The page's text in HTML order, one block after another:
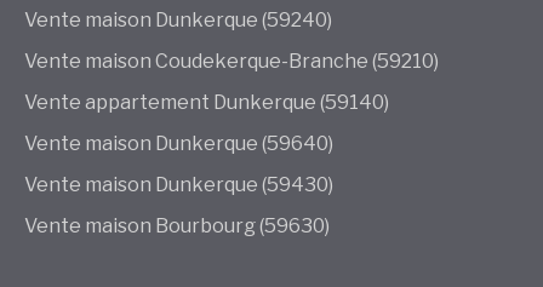
Vente maison Dunkerque (59240)
Vente maison Coudekerque-Branche (59210)
Vente appartement Dunkerque (59140)
Vente maison Dunkerque (59640)
Vente maison Dunkerque (59430)
Vente maison Bourbourg (59630)